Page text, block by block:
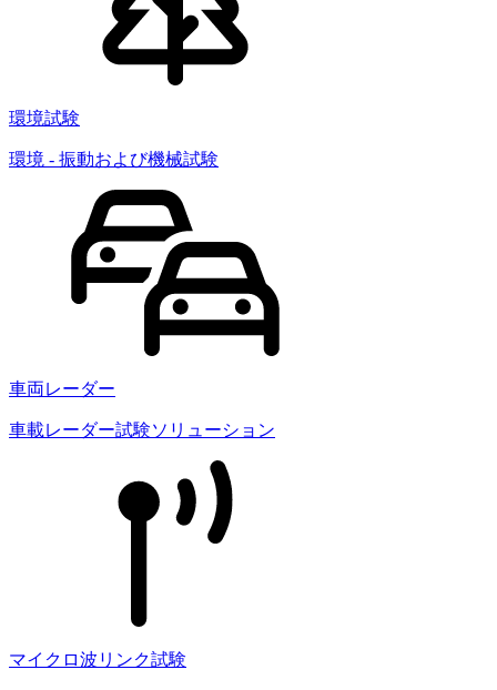
環境試験
環境 - 振動および機械試験
車両レーダー
車載レーダー試験ソリューション
マイクロ波リンク試験